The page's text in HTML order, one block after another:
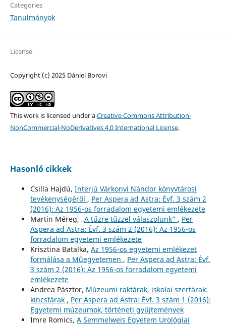
Categories
Tanulmányok
License
Copyright (c) 2025 Dániel Borovi
This work is licensed under aCreative Commons Attribution-
NonCommercial-NoDerivatives 4.0 International License.
Hasonló cikkek
Csilla Hajdú, Interjú Várkonyi Nándor könyvtárosi
tevékenységéről , Per Aspera ad Astra: Évf. 3 szám 2
(2016): Az 1956-os forradalom egyetemi emlékezete
Martin Méreg, „A tűzre tűzzel válaszolunk” , Per
Aspera ad Astra: Évf. 3 szám 2 (2016): Az 1956-os
forradalom egyetemi emlékezete
Krisztina Batalka, Az 1956-os egyetemi emlékezet
formálása a Műegyetemen , Per Aspera ad Astra: Évf.
3 szám 2 (2016): Az 1956-os forradalom egyetemi
emlékezete
Andrea Pásztor, Múzeumi raktárak, iskolai szertárak:
kincstárak , Per Aspera ad Astra: Évf. 3 szám 1 (2016):
Egyetemi múzeumok, történeti gyűjtemények
Imre Romics, A Semmelweis Egyetem Urológiai